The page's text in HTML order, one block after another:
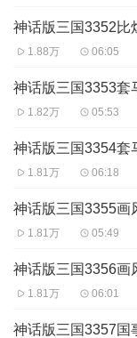
神话版三国3352比
1.88万 06:05
神话版三国3353套
1.82万 05:53
神话版三国3354套
1.81万 06:18
神话版三国3355画
1.81万 05:49
神话版三国3356画
1.81万 06:01
神话版三国3357国